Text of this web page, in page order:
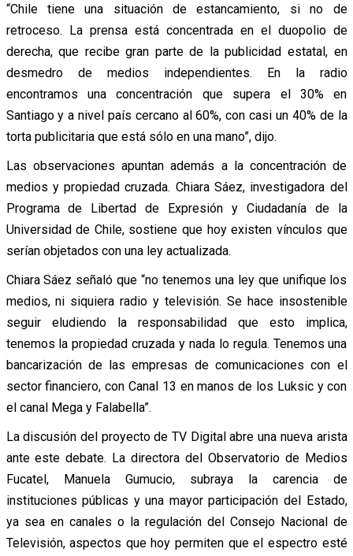
“Chile tiene una situación de estancamiento, si no de
retroceso. La prensa está concentrada en el duopolio de
derecha, que recibe gran parte de la publicidad estatal, en
desmedro de medios independientes. En la radio
encontramos una concentración que supera el 30% en
Santiago y a nivel país cercano al 60%, con casi un 40% de la
torta publicitaria que está sólo en una mano”, dijo.
Las observaciones apuntan además a la concentración de
medios y propiedad cruzada. Chiara Sáez, investigadora del
Programa de Libertad de Expresión y Ciudadanía de la
Universidad de Chile, sostiene que hoy existen vínculos que
serían objetados con una ley actualizada.
Chiara Sáez señaló que “no tenemos una ley que unifique los
medios, ni siquiera radio y televisión. Se hace insostenible
seguir eludiendo la responsabilidad que esto implica,
tenemos la propiedad cruzada y nada lo regula. Tenemos una
bancarización de las empresas de comunicaciones con el
sector financiero, con Canal 13 en manos de los Luksic y con
el canal Mega y Falabella”.
La discusión del proyecto de TV Digital abre una nueva arista
ante este debate. La directora del Observatorio de Medios
Fucatel, Manuela Gumucio, subraya la carencia de
instituciones públicas y una mayor participación del Estado,
ya sea en canales o la regulación del Consejo Nacional de
Televisión, aspectos que hoy permiten que el espectro esté